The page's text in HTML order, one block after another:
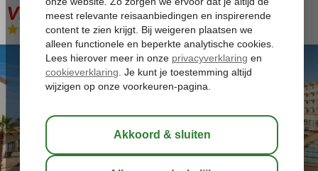
Vila Gale Santa Cruz
Logies en ontbijt-Hotel